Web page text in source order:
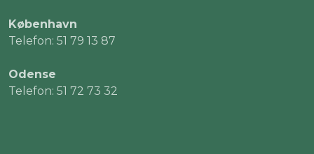
København
Telefon: 51 79 13 87
Odense
Telefon: 51 72 73 32